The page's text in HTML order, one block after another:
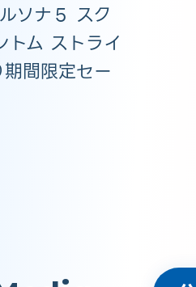
ソナ５ スク
トム ストライ
間限定セー